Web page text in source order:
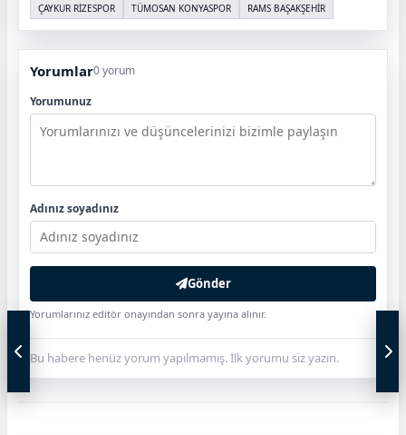
ÇAYKUR RİZESPOR
TÜMOSAN KONYASPOR RAMS BAŞAKŞEHİR
Yorumlar0 yorum
Yorumunuz
Adınız soyadınız
Gönder
Yorumlarınız editör onayından sonra yayına alınır.
Bu habere henüz yorum yapılmamış. İlk yorumu siz yazın.